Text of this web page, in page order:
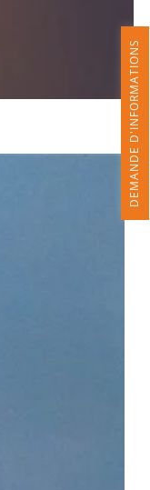
DEMANDE D'INFORMATIONS